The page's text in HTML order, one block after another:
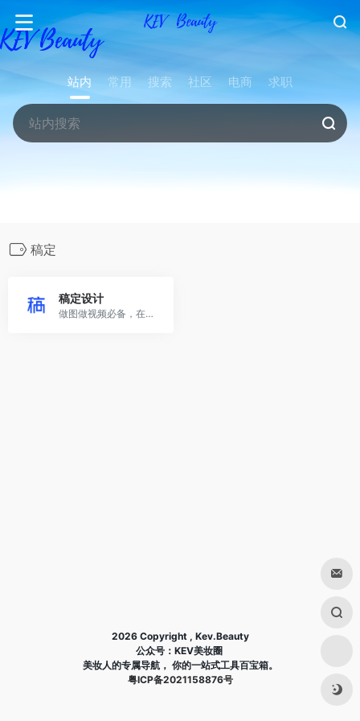
站内 常用 搜索 社区 电商 求职
稿定
稿定设计
做图做视频必备，在线设计神器
2026 Copyright , Kev.Beauty
公众号：KEV美妆圈
美妆人的专属导航， 你的一站式工具百宝箱。
粤ICP备2021158876号